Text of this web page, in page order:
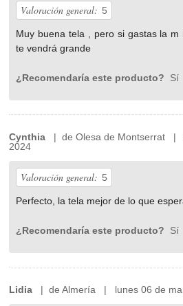
Valoración general: 5
Muy buena tela , pero si gastas la
te vendrá grande
¿Recomendaría este producto? Sí
Cynthia | de Olesa de Montserrat |
2024
Valoración general: 5
Perfecto, la tela mejor de lo que
¿Recomendaría este producto? Sí
Lidia | de Almería | lunes 06 de